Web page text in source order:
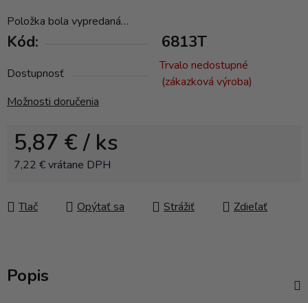
Položka bola vypredaná…
Kód: 6813T
Dostupnosť
Trvalo nedostupné
(zákazková výroba)
Možnosti doručenia
5,87 €/ ks
7,22 € vrátane DPH
Tlač
Opýtať sa Strážiť Zdieľať
Popis